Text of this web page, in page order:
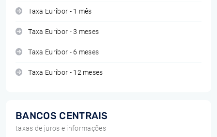
Taxa Euribor - 1 mês
Taxa Euribor - 3 meses
Taxa Euribor - 6 meses
Taxa Euribor - 12 meses
BANCOS CENTRAIS
taxas de juros e informações